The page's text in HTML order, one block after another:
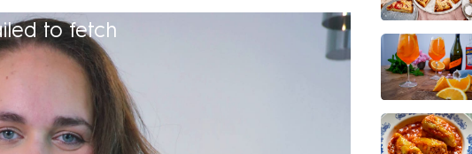
to fetch
v Jihlavě, obor Cestovní ruch a
titul. Dále pokračovala ve studiu
Management cestovního ruchu a